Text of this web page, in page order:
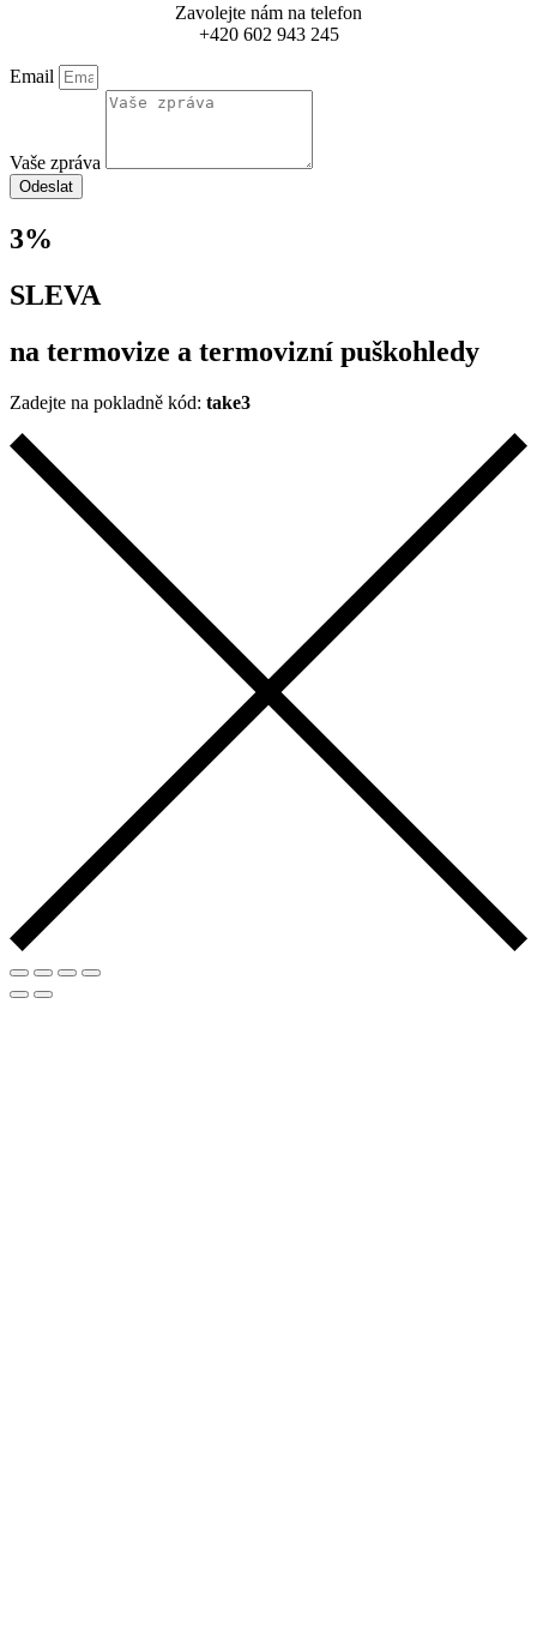
Zavolejte nám na telefon
+420 602 943 245
Email
Vaše zpráva
Odeslat
3%
SLEVA
na termovize a termovizní puškohledy
Zadejte na pokladně kód: take3